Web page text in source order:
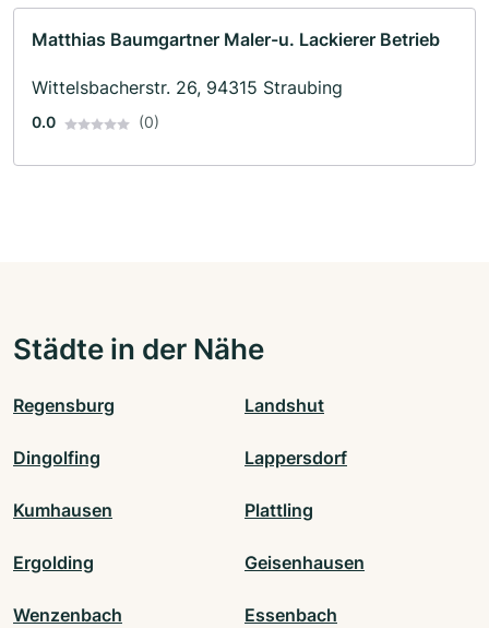
Matthias Baumgartner Maler-u. Lackierer Betrieb
Wittelsbacherstr. 26, 94315 Straubing
0.0 (0)
Städte in der Nähe
Regensburg Landshut
Dingolfing Lappersdorf
Kumhausen Plattling
Ergolding Geisenhausen
Wenzenbach Essenbach